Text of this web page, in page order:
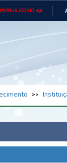
(COVID-19)
Banco